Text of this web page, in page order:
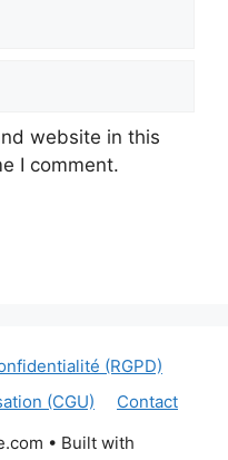
website in this
I comment.
(RGPD)
(CGU)
Contact
• Built with